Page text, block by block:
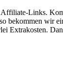
Links.
bekommen wir
Extrakosten.